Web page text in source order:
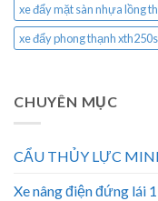
xe đẩy mặt sàn nhựa lồng
xe đẩy phong thạnh
CHUYÊN MỤC
CẨU THỦY LỰC
Xe nâng điện đứng lái